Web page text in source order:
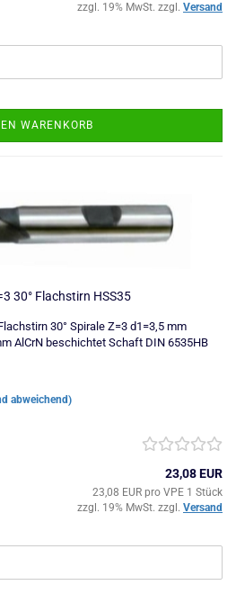
zzgl. 19% MwSt. zzgl. Versand
WARENKORB
30° Flachstirn HSS35
30° Spirale Z=3 d1=3,5 mm
AlCrN beschichtet Schaft DIN 6535HB
abweichend)
23,08 EUR
23,08 EUR pro VPE 1 Stück
zzgl. 19% MwSt. zzgl. Versand